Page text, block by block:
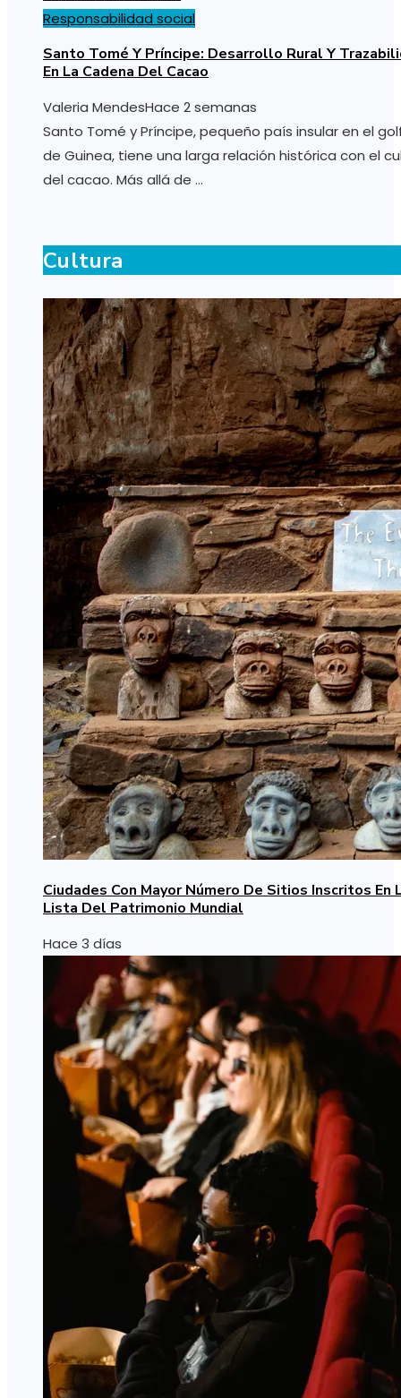
Responsabilidad social
Santo Tomé Y Príncipe: Desarrollo Rural Y
En La Cadena Del Cacao
Valeria MendesHace 2 semanas
Santo Tomé y Príncipe, pequeño país insular en el
de Guinea, tiene una larga relación histórica con el
del cacao. Más allá de ...
Cultura
Ciudades Con Mayor Número De Sitios Inscritos En
Lista Del Patrimonio Mundial
Hace 3 días